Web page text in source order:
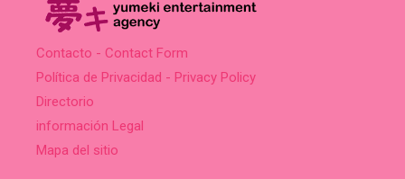
Contacto - Contact Form
Política de Privacidad - Privacy Policy
Directorio
información Legal
Mapa del sitio